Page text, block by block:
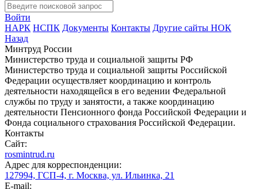
Войти
НАРК НСПК Документы Контакты Другие сайты НОК
Назад
Минтруд России
Министерство труда и социальной защиты РФ
Министерство труда и социальной защиты Российской
Федерации осуществляет координацию и контроль
деятельности находящейся в его ведении Федеральной
службы по труду и занятости, а также координацию
деятельности Пенсионного фонда Российской Федерации и
Фонда социального страхования Российской Федерации.
Контакты
Сайт:
rosmintrud.ru
Адрес для корреспонденции:
127994, ГСП-4, г. Москва, ул. Ильинка, 21
E-mail: